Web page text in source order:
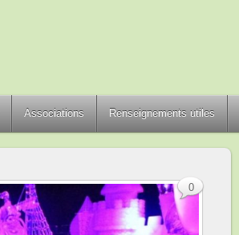
Associations Renseignements utiles
0